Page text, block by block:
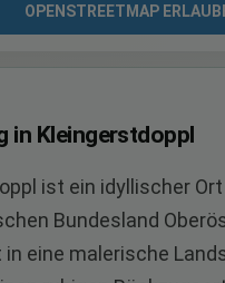
OPENSTREETMAP
in Kleingerstdoppl
ist ein idyllischer
Bundesland
in eine malerische